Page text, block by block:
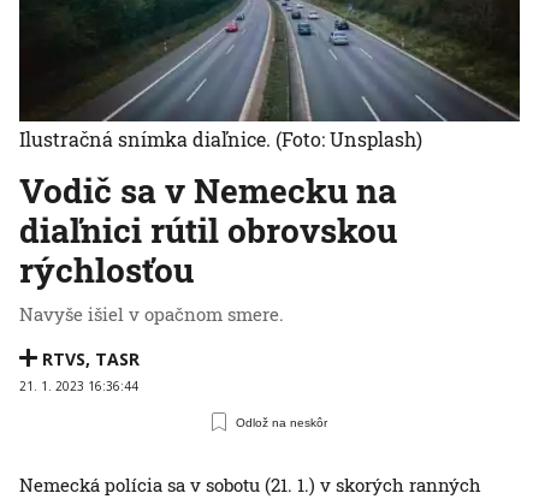
Vodič sa v Nemecku na
diaľnici rútil obrovskou
rýchlosťou
Navyše išiel v opačnom smere.
RTVS, TASR
21. 1. 2023 16:36:44
Odlož na neskôr
Ilustračná snímka diaľnice. (Foto: Unsplash)
Nemecká polícia sa v sobotu (21. 1.) v skorých ranných